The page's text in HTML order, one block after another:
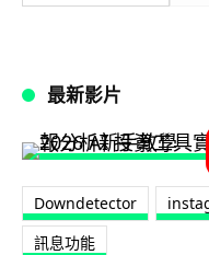
最新影片
Downdetector
訊息功能